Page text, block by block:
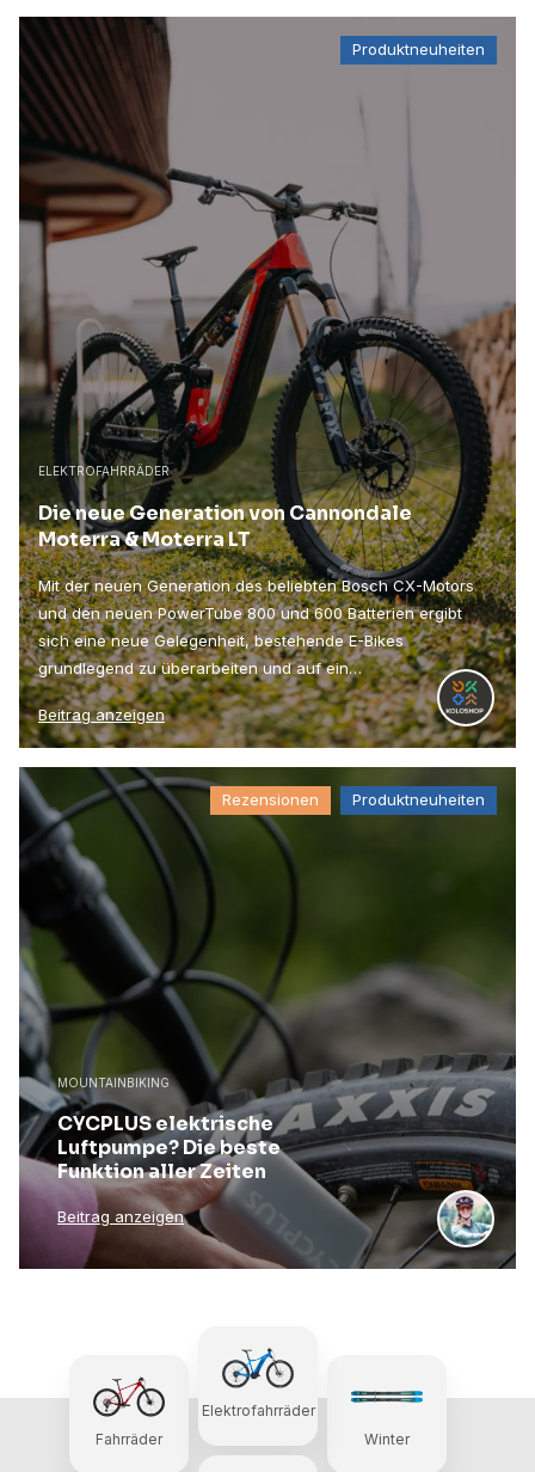
Produktneuheiten
ELEKTROFAHRRÄDER
Die neue Generation von Cannondale
Moterra & Moterra LT
Mit der neuen Generation des beliebten Bosch CX-Motors
und den neuen PowerTube 800 und 600 Batterien ergibt
sich eine neue Gelegenheit, bestehende E-Bikes
grundlegend zu überarbeiten und auf ein…
Beitrag anzeigen
Rezensionen Produktneuheiten
MOUNTAINBIKING
CYCPLUS elektrische
Luftpumpe? Die beste
Funktion aller Zeiten
Beitrag anzeigen
Fahrräder
Elektrofahrräder
Winter